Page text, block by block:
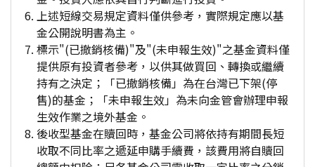
上述短線交易規定資料僅供參考，實際規定應以基
金公開說明書為主。
標示"(已撤銷核備)"及"(未申報生效)"之基金資料僅
提供原有投資者參考，以供其做買回、轉換或繼續
持有之決定；「已撤銷核備」為在台灣已下架(停
售)的基金；「未申報生效」為未向金管會辦理申報
生效作業之境外基金。
後收型基金在贖回時，基金公司將依持有期間長短
收取不同比率之遞延申購手續費，該費用將自贖回